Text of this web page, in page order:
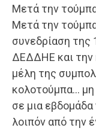
Μετά την
Μετά την
συνεδρίαση της
ΔΕΔΔΗΕ και την
μέλη της
κολοτούμπα…
σε μια
λοιπόν από την